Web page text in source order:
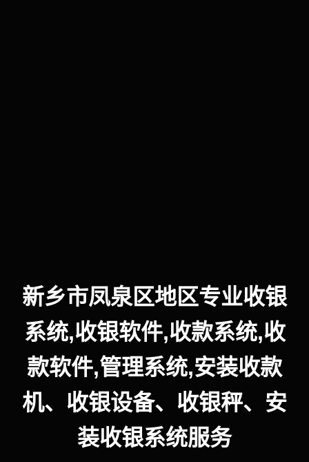
新乡市凤泉区地区专业收银
系统,收银软件,收款系统,收
款软件,管理系统,安装收款
机、收银设备、收银秤、安
装收银系统服务